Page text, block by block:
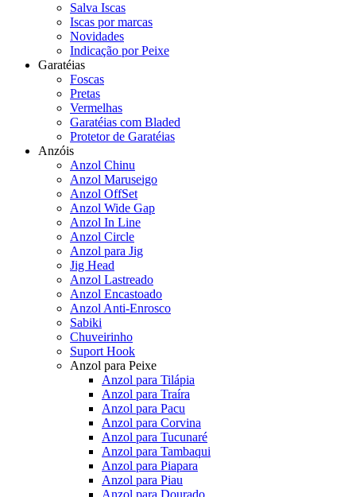
Salva Iscas
Iscas por marcas
Novidades
Indicação por Peixe
Garatéias
Foscas
Pretas
Vermelhas
Garatéias com Bladed
Protetor de Garatéias
Anzóis
Anzol Chinu
Anzol Maruseigo
Anzol OffSet
Anzol Wide Gap
Anzol In Line
Anzol Circle
Anzol para Jig
Jig Head
Anzol Lastreado
Anzol Encastoado
Anzol Anti-Enrosco
Sabiki
Chuveirinho
Suport Hook
Anzol para Peixe
Anzol para Tilápia
Anzol para Traíra
Anzol para Pacu
Anzol para Corvina
Anzol para Tucunaré
Anzol para Tambaqui
Anzol para Piapara
Anzol para Piau
Anzol para Dourado